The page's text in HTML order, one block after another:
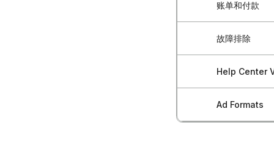
客户账户管理
如何设置广告
如何编辑活跃
暂停或归档广
如何对您的广
重定向策略
地理位置和设
特定行业定位
手动安装像素
服务器到服务
如何连接谷歌分
连接
广告系列优化指
测试多个受众
基于事件的优
账单和付款
预付余额管理
查看付款记录
故障排除
广告不批准与
如何解决政策
Help Center
如何创建您的
Ad Formats